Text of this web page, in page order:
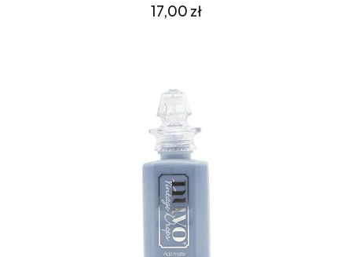
Cena
17,00 zł